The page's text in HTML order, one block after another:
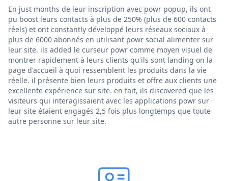
En just months de leur inscription avec powr popup, ils ont
pu boost leurs contacts à plus de 250% (plus de 600 contacts
réels) et ont constantly développé leurs réseaux sociaux à
plus de 6000 abonnés en utilisant powr social alimenter sur
leur site. ils added le curseur powr comme moyen visuel de
montrer rapidement à leurs clients qu'ils sont landing on la
page d'accueil à quoi ressemblent les produits dans la vie
réelle. il présente bien leurs produits et offre aux clients une
excellente expérience sur site. en fait, ils discovered que les
visiteurs qui interagissaient avec les applications powr sur
leur site étaient engagés 2,5 fois plus longtemps que toute
autre personne sur leur site.